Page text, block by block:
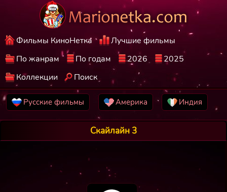
Фильмы КиноНетка
Лучшие фильмы
По жанрам
По годам 2026
2025
Коллекции
Поиск
Русские фильмы Америка Индия
Скайлайн 3